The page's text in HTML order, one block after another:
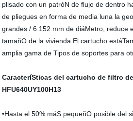
plisado con un patróN de flujo de dentro
de pliegues en forma de media luna la
grandes / 6 152 mm de diáMetro, reduce
tamañO de la vivienda.El cartucho
amplia gama de Tipos de soportes para
CaracteríSticas del cartucho de filtro
HFU640UY100H13
•Hasta el 50% máS pequeñO posible del